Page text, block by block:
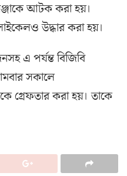
আটক করা হয়।
উদ্ধার করা হয়।
এ পর্যন্ত বিজিবি
সকালে
গ্রেফতার করা হয়। তাকে